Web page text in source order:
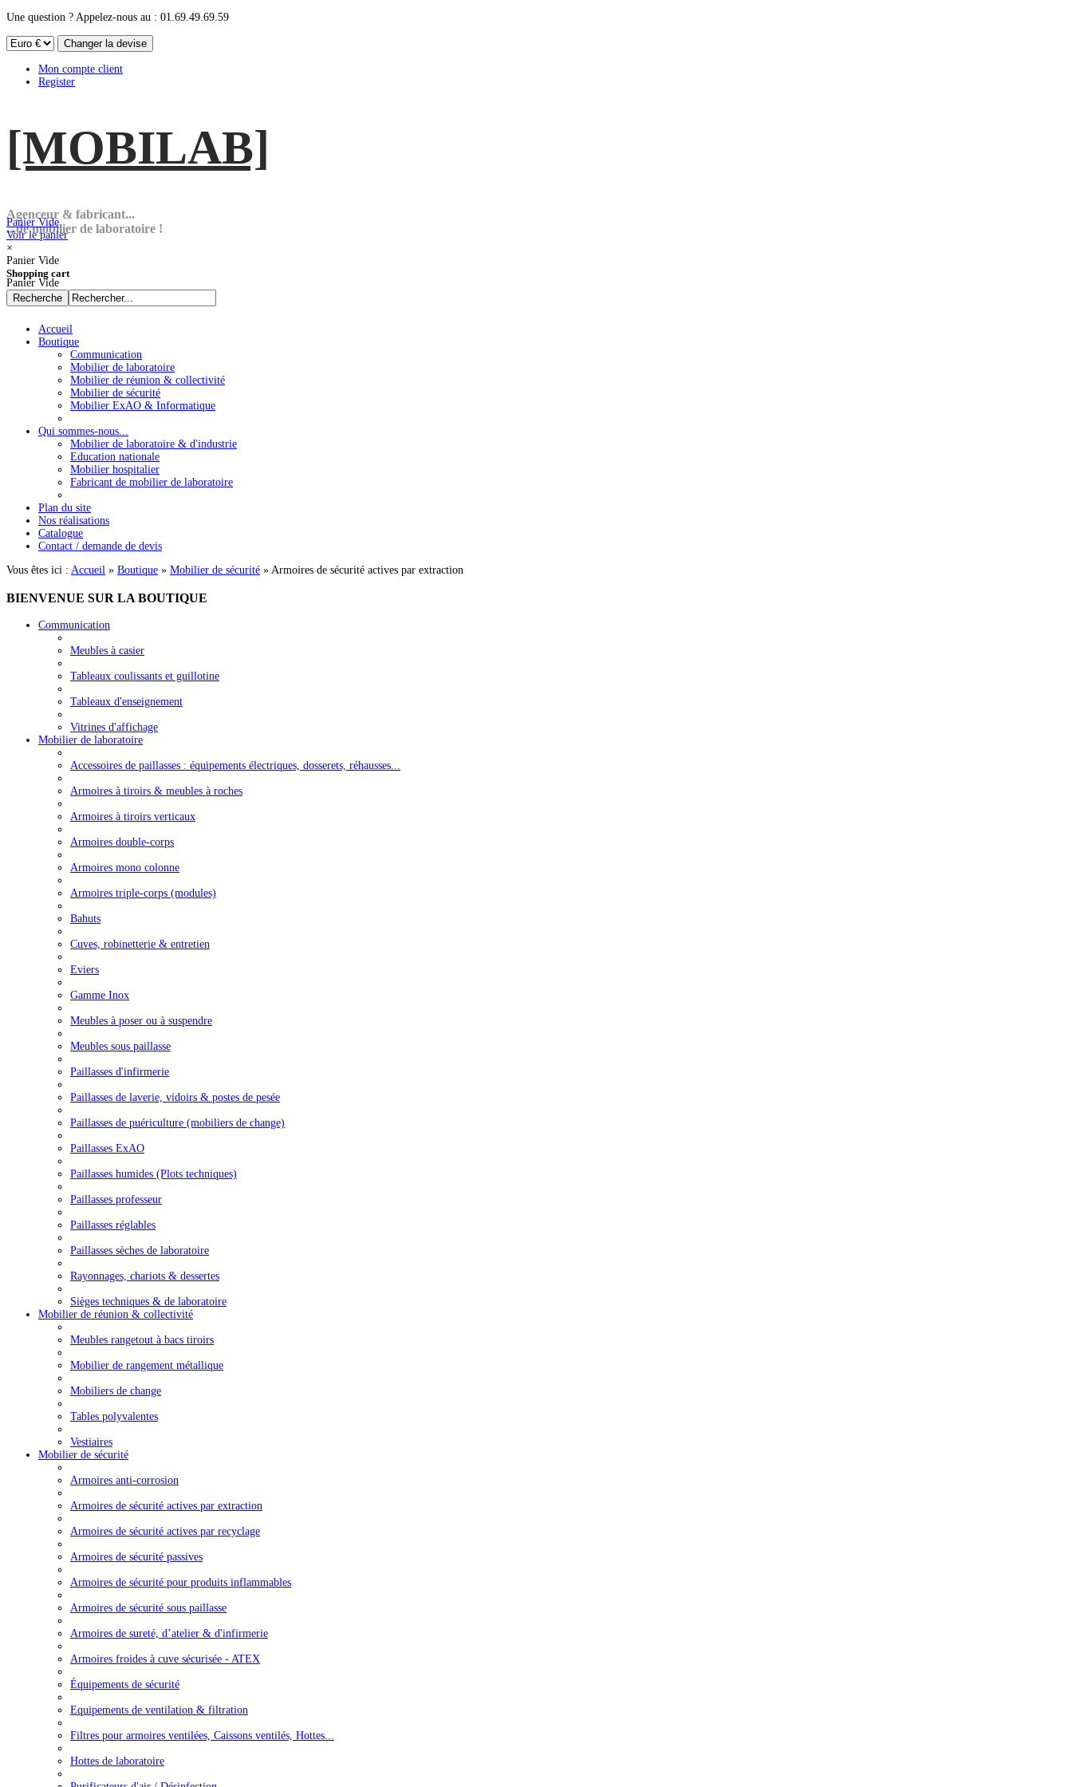
Une question ? Appelez-nous au : 01.69.49.69.59
Mon compte client
Register
[MOBILAB]
Agenceur & fabricant...
...de mobilier de laboratoire !
Panier Vide
Voir le panier
×
Panier Vide
Shopping cart
Panier Vide
Accueil
Boutique
Communication
Mobilier de laboratoire
Mobilier de réunion & collectivité
Mobilier de sécurité
Mobilier ExAO & Informatique
Qui sommes-nous...
Mobilier de laboratoire & d'industrie
Education nationale
Mobilier hospitalier
Fabricant de mobilier de laboratoire
Plan du site
Nos réalisations
Catalogue
Contact / demande de devis
Vous êtes ici : Accueil » Boutique » Mobilier de sécurité » Armoires de sécurité actives par extraction
BIENVENUE SUR LA BOUTIQUE
Communication
Meubles à casier
Tableaux coulissants et guillotine
Tableaux d'enseignement
Vitrines d'affichage
Mobilier de laboratoire
Accessoires de paillasses : équipements électriques, dosserets, réhausses...
Armoires à tiroirs & meubles à roches
Armoires à tiroirs verticaux
Armoires double-corps
Armoires mono colonne
Armoires triple-corps (modules)
Bahuts
Cuves, robinetterie & entretien
Eviers
Gamme Inox
Meubles à poser ou à suspendre
Meubles sous paillasse
Paillasses d'infirmerie
Paillasses de laverie, vidoirs & postes de pesée
Paillasses de puériculture (mobiliers de change)
Paillasses ExAO
Paillasses humides (Plots techniques)
Paillasses professeur
Paillasses réglables
Paillasses sèches de laboratoire
Rayonnages, chariots & dessertes
Sièges techniques & de laboratoire
Mobilier de réunion & collectivité
Meubles rangetout à bacs tiroirs
Mobilier de rangement métallique
Mobiliers de change
Tables polyvalentes
Vestiaires
Mobilier de sécurité
Armoires anti-corrosion
Armoires de sécurité actives par extraction
Armoires de sécurité actives par recyclage
Armoires de sécurité passives
Armoires de sécurité pour produits inflammables
Armoires de sécurité sous paillasse
Armoires de sureté, d’atelier & d'infirmerie
Armoires froides à cuve sécurisée - ATEX
Équipements de sécurité
Equipements de ventilation & filtration
Filtres pour armoires ventilées, Caissons ventilés, Hottes...
Hottes de laboratoire